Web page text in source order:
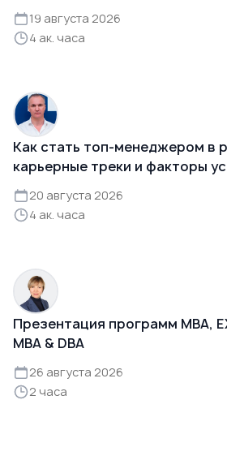
19 августа 2026
4 ак. часа
Как стать топ-менеджером в
карьерные треки и факторы
20 августа 2026
4 ак. часа
Презентация программ MBA,
MBA & DBA
26 августа 2026
2 часа